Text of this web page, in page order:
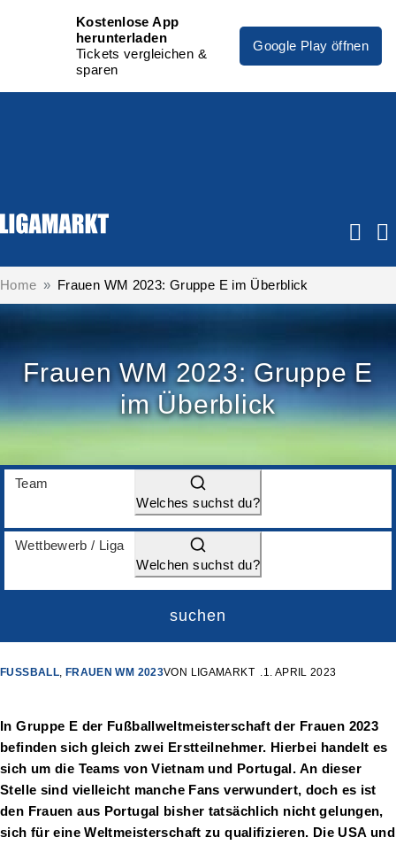
Kostenlose App
herunterladen
Tickets vergleichen &
sparen
Google Play öffnen
Home Frauen WM 2023: Gruppe E im Überblick
Frauen WM 2023: Gruppe E
im Überblick
Team
Welches suchst du?
Wettbewerb / Liga
Welchen suchst du?
suchen
FUSSBALL , FRAUEN WM 2023VON LIGAMARKT 1. APRIL 2023
In Gruppe E der Fußballweltmeisterschaft der Frauen 2023
befinden sich gleich zwei Erstteilnehmer. Hierbei handelt es
sich um die Teams von Vietnam und Portugal. An dieser
Stelle sind vielleicht manche Fans verwundert, doch es ist
den Frauen aus Portugal bisher tatsächlich nicht gelungen,
sich für eine Weltmeisterschaft zu qualifizieren. Die USA und